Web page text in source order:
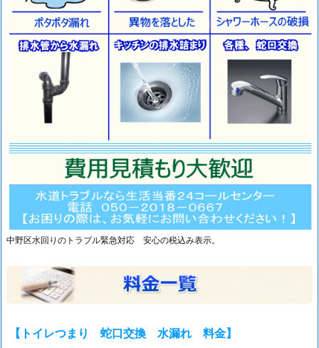
つ
ま
り
も
れ
蛇
交
水
道
ト
ラ
ブ
ル
対
エ
中野区水回りのトラブル緊急対応 安心の税込み表示。
【トイレつまり 蛇口交換 水漏れ 料金】